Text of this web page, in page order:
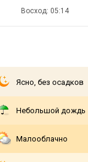
Восход: 05:14
Ясно, без осадков
Небольшой дождь
Малооблачно